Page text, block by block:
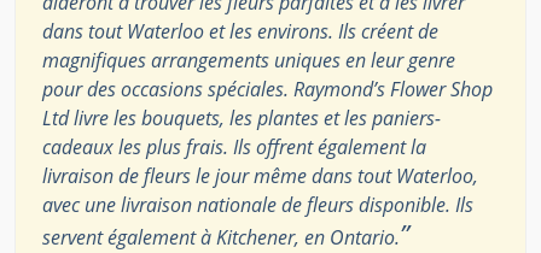
dans tout Waterloo et les environs. Ils créent de
magnifiques arrangements uniques en leur genre
pour des occasions spéciales. Raymond’s Flower Shop
Ltd livre les bouquets, les plantes et les paniers-
cadeaux les plus frais. Ils offrent également la
livraison de fleurs le jour même dans tout Waterloo,
avec une livraison nationale de fleurs disponible. Ils
servent également à Kitchener, en Ontario.”